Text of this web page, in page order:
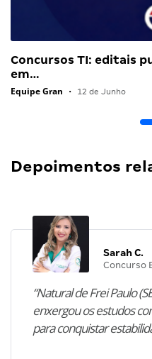
Concursos TI: editais
em…
Equipe Gran • 12 de Junho
Depoimentos
Sarah C.
Concurso
“Natural de Frei Paulo
enxergou os estudos
para conquistar